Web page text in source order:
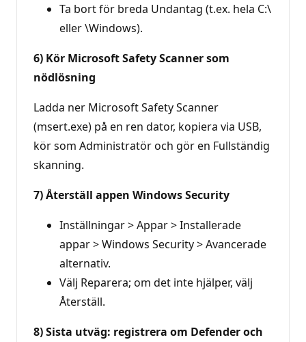
Ta bort för breda Undantag (t.ex. hela C:\
eller \Windows).
6) Kör Microsoft Safety Scanner som
nödlösning
Ladda ner Microsoft Safety Scanner
(msert.exe) på en ren dator, kopiera via USB,
kör som Administratör och gör en Fullständig
skanning.
7) Återställ appen Windows Security
Inställningar > Appar > Installerade
appar > Windows Security > Avancerade
alternativ.
Välj Reparera; om det inte hjälper, välj
Återställ.
8) Sista utväg: registrera om Defender och